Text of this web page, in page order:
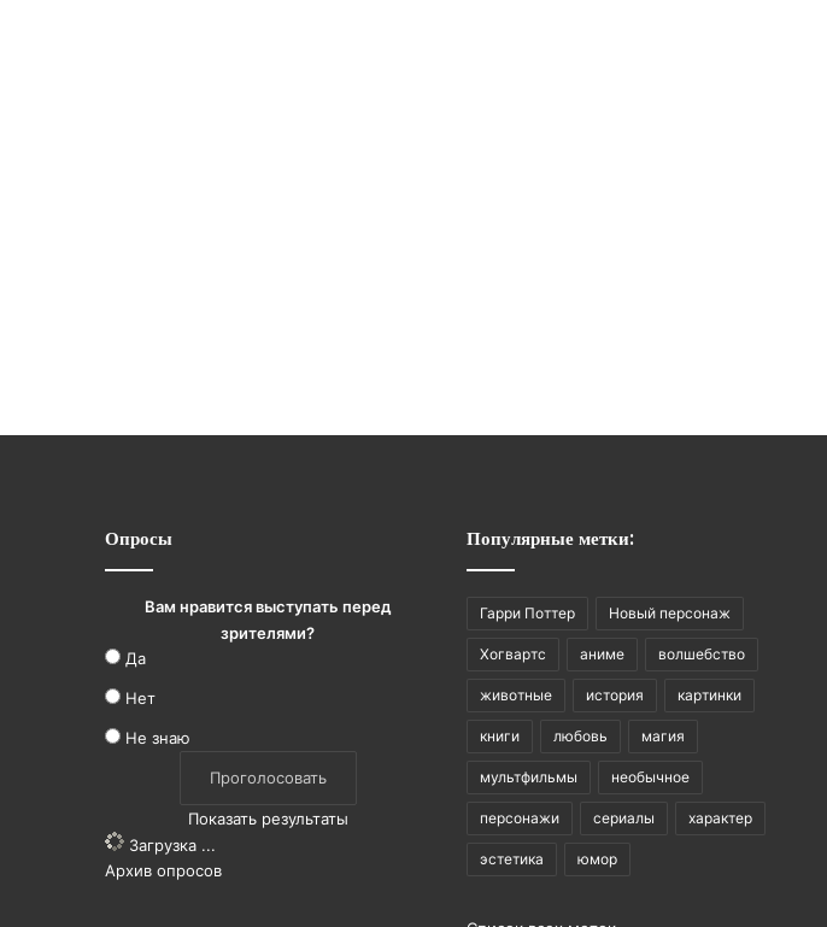
Опросы
Вам нравится выступать перед
зрителями?
Да
Нет
Не знаю
Показать результаты
Загрузка ...
Архив опросов
Популярные метки:
Гарри Поттер Новый персонаж
Хогвартс аниме волшебство
животные история картинки
книги любовь магия
мультфильмы необычное
персонажи сериалы характер
эстетика юмор